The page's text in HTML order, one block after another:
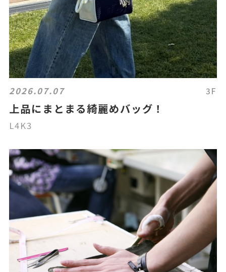
2026.07.07 3F
上品にまとまる綺麗めバッグ！
L4K3